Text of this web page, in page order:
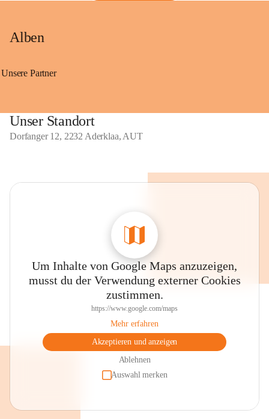
Alben
Unsere Partner
Unser Standort
Dorfanger 12, 2232 Aderklaa, AUT
Um Inhalte von Google Maps anzuzeigen,
musst du der Verwendung externer Cookies
zustimmen.
https://www.google.com/maps
Mehr erfahren
Akzeptieren und anzeigen
Ablehnen
Auswahl merken